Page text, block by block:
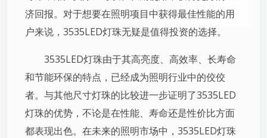
济回报。对于想要在照明项目中获得最佳性能的用
户来说，3535LED灯珠无疑是值得投资的选择。
3535LED灯珠由于其高亮度、高效率、长寿命
和节能环保的特点，已经成为照明行业中的佼佼
者。与其他尺寸灯珠的比较进一步证明了3535LED
灯珠的优势，不论是在性能、寿命还是性价比方面
都表现出色。在未来的照明市场中，3535LED灯珠